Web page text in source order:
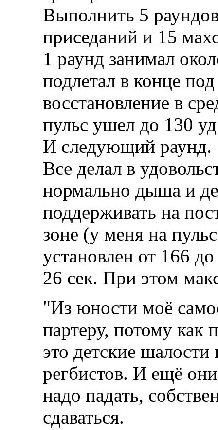
Выполнить 5
приседаний и 15
1 раунд занимал
подлетал в конце
восстановление в
пульс ушел до 130
И следующий раунд.
Все делал в
нормально дыша и
поддерживать на
зоне (у меня на
установлен от 166
26 сек. При этом
"Из юности моё
партеру, потому как
это детские
регбистов. И ещё
надо падать,
сдаваться.